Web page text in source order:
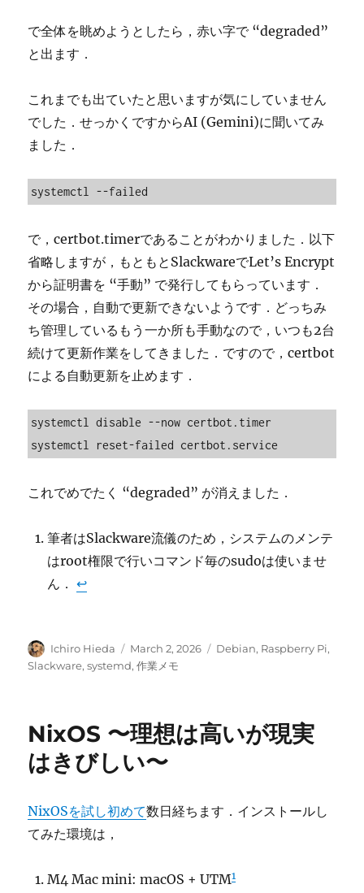
で全体を眺めようとしたら，赤い字で “degraded”
と出ます．
これまでも出ていたと思いますが気にしていません
でした．せっかくですからAI (Gemini)に聞いてみ
ました．
systemctl --failed
で，certbot.timerであることがわかりました．以下
省略しますが，もともとSlackwareでLet’s Encrypt
から証明書を “手動” で発行してもらっています．
その場合，自動で更新できないようです．どっちみ
ち管理しているもう一か所も手動なので，いつも2台
続けて更新作業をしてきました．ですので，certbot
による自動更新を止めます．
systemctl disable --now certbot.timer
systemctl reset-failed certbot.service
これでめでたく “degraded” が消えました．
筆者はSlackware流儀のため，システムのメンテ
はroot権限で行いコマンド毎のsudoは使いませ
ん．↩︎
Author
Ichiro Hieda
Posted
on
March 2, 2026 Categories
Debian, Raspberry Pi,
Slackware,systemd,作業メモ
NixOS 〜理想は高いが現実
はきびしい〜
NixOSを試し初めて数日経ちます．インストールし
てみた環境は，
M4 Mac mini: macOS + UTM1